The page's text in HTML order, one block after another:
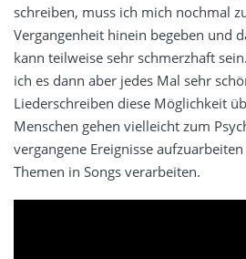
schreiben, muss ich mich nochmal
Vergangenheit hinein begeben und
kann teilweise sehr schmerzhaft
ich es dann aber jedes Mal sehr
Liederschreiben diese Möglichkeit
Menschen gehen vielleicht zum
vergangene Ereignisse
Themen in Songs verarbeiten.